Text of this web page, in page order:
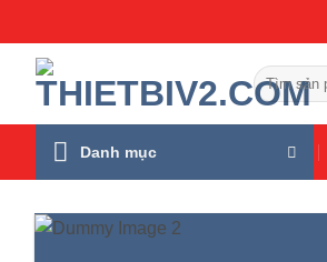
qua
Tìm
kiếm:
Danh mục